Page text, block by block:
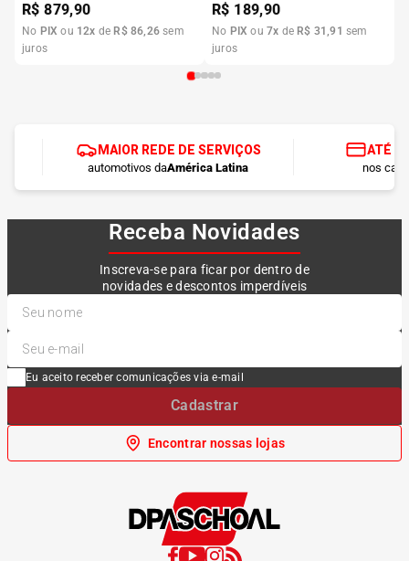
R$879,90
No PIX ou 12x de R$ 86,26 sem
juros
R$ 189,90
No PIX ou7x de R$ 31 ,91 sem
juros
MAIOR REDE DE SERVIÇOS
automotivos daAmérica Latina
ATÉ
nos
Receba Novidades
Inscreva-se para ficar por dentro de
novidades e descontos imperdíveis
Eu aceito receber comunicações via e-mail
Cadastrar
Encontrar nossas lojas